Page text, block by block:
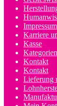
Impressum
Karriere
Kasse
Kontakt
Kontakt
Lieferung